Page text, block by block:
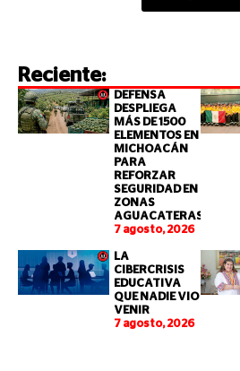
Reciente:
DEFENSA
DESPLIEGA
MÁS DE 1500
ELEMENTOS EN
MICHOACÁN
PARA
REFORZAR
SEGURIDAD EN
ZONAS
AGUACATERAS
7 agosto, 2026
LA
CIBERCRISIS
EDUCATIVA
QUE NADIE VIO
VENIR
7 agosto, 2026